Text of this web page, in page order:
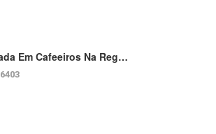
Em Cafeeiros Na Reg…